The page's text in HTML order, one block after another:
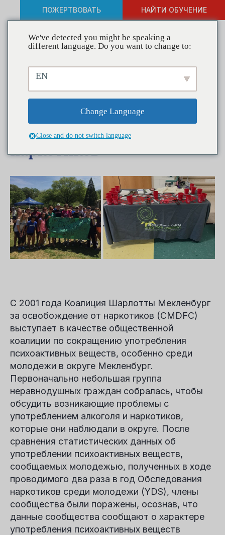
ПОЖЕРТВОВАТЬ НАЙТИ ОБУЧЕНИЕ
Коалиции в действии:
Шарлотта Мекленбург
Коалиция за
освобождение от
наркотиков
С 2001 года Коалиция Шарлотты Мекленбург
за освобождение от наркотиков (CMDFC)
выступает в качестве общественной
коалиции по сокращению употребления
психоактивных веществ, особенно среди
молодежи в округе Мекленбург.
Первоначально небольшая группа
неравнодушных граждан собралась, чтобы
обсудить возникающие проблемы с
употреблением алкоголя и наркотиков,
которые они наблюдали в округе. После
сравнения статистических данных об
употреблении психоактивных веществ,
сообщаемых молодежью, полученных в ходе
проводимого два раза в год Обследования
наркотиков среди молодежи (YDS), члены
сообщества были поражены, осознав, что
данные сообщества сообщают о характере
употребления психоактивных веществ
We've detected you might be speaking a
different language. Do you want to change to:
EN
Change Language
Close and do not switch language